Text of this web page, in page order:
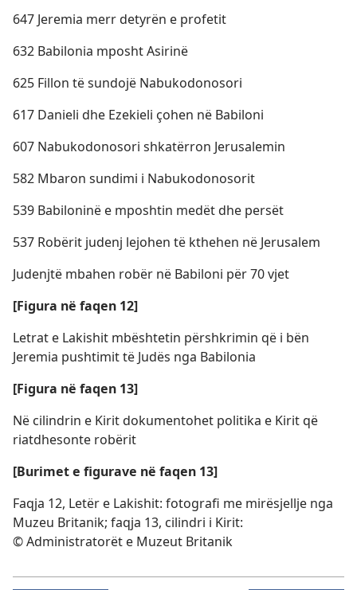
647 Jeremia merr detyrën e profetit
632 Babilonia mposht Asirinë
625 Fillon të sundojë Nabukodonosori
617 Danieli dhe Ezekieli çohen në Babiloni
607 Nabukodonosori shkatërron Jerusalemin
582 Mbaron sundimi i Nabukodonosorit
539 Babiloninë e mposhtin medët dhe persët
537 Robërit judenj lejohen të kthehen në Jerusalem
Judenjtë mbahen robër në Babiloni për 70 vjet
[Figura në faqen 12]
Letrat e Lakishit mbështetin përshkrimin që i bën
Jeremia pushtimit të Judës nga Babilonia
[Figura në faqen 13]
Në cilindrin e Kirit dokumentohet politika e Kirit që
riatdhesonte robërit
[Burimet e figurave në faqen 13]
Faqja 12, Letër e Lakishit: fotografi me mirësjellje nga
Muzeu Britanik; faqja 13, cilindri i Kirit:
© Administratorët e Muzeut Britanik